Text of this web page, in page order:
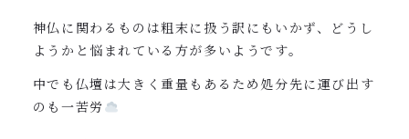
神仏に関わるものは粗末に扱う訳にもいかず、どうし
ようかと悩まれている方が多いようです。
中でも仏壇は大きく重量もあるため処分先に運び出す
のも一苦労